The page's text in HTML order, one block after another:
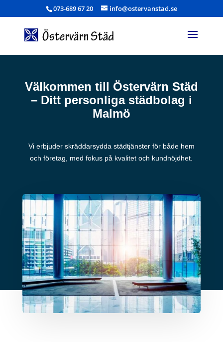
073-689 67 20 info@ostervanstad.se
Välkommen till Östervärn Städ
– Ditt personliga städbolag i
Malmö
Vi erbjuder skräddarsydda städtjänster för både hem
och företag, med fokus på kvalitet och kundnöjdhet.